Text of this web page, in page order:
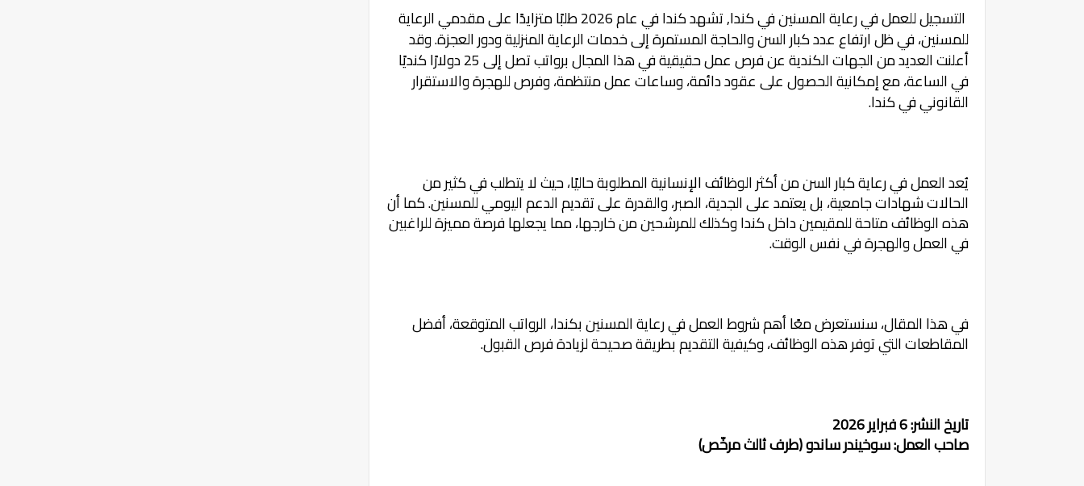
التسجيل للعمل في رعاية المسنين في كندا, تشهد كندا في عام 2026 طلبًا متزايدًا على مقدمي الرعاية
للمسنين، في ظل ارتفاع عدد كبار السن والحاجة المستمرة إلى خدمات الرعاية المنزلية ودور العجزة. وقد
أعلنت العديد من الجهات الكندية عن فرص عمل حقيقية في هذا المجال برواتب تصل إلى 25 دولارًا كنديًا
في الساعة، مع إمكانية الحصول على عقود دائمة، وساعات عمل منتظمة، وفرص للهجرة والاستقرار
القانوني في كندا.
يُعد العمل في رعاية كبار السن من أكثر الوظائف الإنسانية المطلوبة حاليًا، حيث لا يتطلب في كثير من
الحالات شهادات جامعية، بل يعتمد على الجدية، الصبر، والقدرة على تقديم الدعم اليومي للمسنين. كما أن
هذه الوظائف متاحة للمقيمين داخل كندا وكذلك للمرشحين من خارجها، مما يجعلها فرصة مميزة للراغبين
في العمل والهجرة في نفس الوقت.
في هذا المقال، سنستعرض معًا أهم شروط العمل في رعاية المسنين بكندا، الرواتب المتوقعة، أفضل
المقاطعات التي توفر هذه الوظائف، وكيفية التقديم بطريقة صحيحة لزيادة فرص القبول.
تاريخ النشر: 6 فبراير 2026
صاحب العمل: سوخيندر ساندو (طرف ثالث مرخّص)